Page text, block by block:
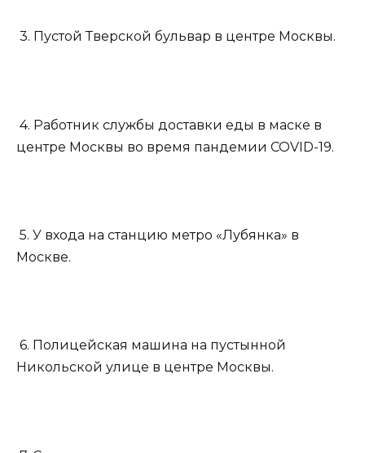
3. Пустой Тверской бульвар в центре Москвы.
4. Работник службы доставки еды в маске в
центре Москвы во время пандемии COVID-19.
5. У входа на станцию метро «Лубянка» в
Москве.
6. Полицейская машина на пустынной
Никольской улице в центре Москвы.